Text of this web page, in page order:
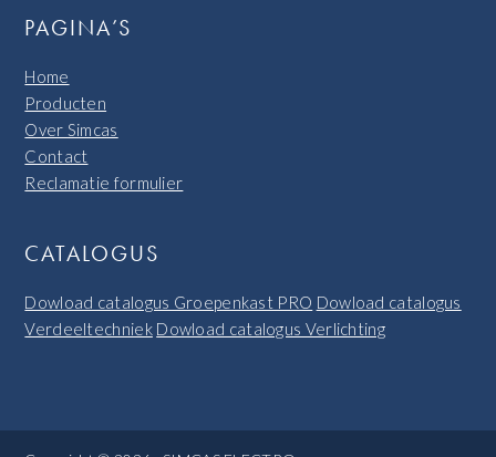
PAGINA’S
Home
Producten
Over Simcas
Contact
Reclamatie formulier
CATALOGUS
Dowload catalogus Groepenkast PRO Dowload catalogus
Verdeeltechniek Dowload catalogus Verlichting